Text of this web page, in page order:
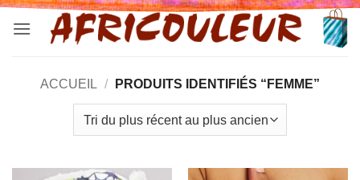
Passer
ACCUEIL / PRODUITS IDENTIFIÉS “FEMME”